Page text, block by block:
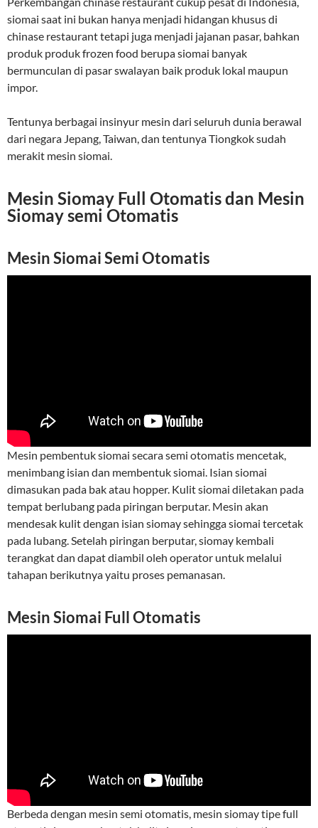
siomai saat ini bukan hanya menjadi hidangan khusus di
chinase restaurant tetapi juga menjadi jajanan pasar, bahkan
produk produk frozen food berupa siomai banyak
bermunculan di pasar swalayan baik produk lokal maupun
impor.
Tentunya berbagai insinyur mesin dari seluruh dunia berawal
dari negara Jepang, Taiwan, dan tentunya Tiongkok sudah
merakit mesin siomai.
Mesin Siomay Full Otomatis dan Mesin
Siomay semi Otomatis
Mesin Siomai Semi Otomatis
Mesin pembentuk siomai secara semi otomatis mencetak,
menimbang isian dan membentuk siomai. Isian siomai
dimasukan pada bak atau hopper. Kulit siomai diletakan pada
tempat berlubang pada piringan berputar. Mesin akan
mendesak kulit dengan isian siomay sehingga siomai tercetak
pada lubang. Setelah piringan berputar, siomay kembali
terangkat dan dapat diambil oleh operator untuk melalui
tahapan berikutnya yaitu proses pemanasan.
Mesin Siomai Full Otomatis
Berbeda dengan mesin semi otomatis, mesin siomay tipe full